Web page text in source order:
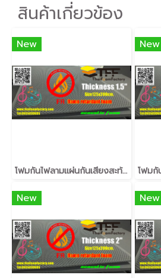
สินค้าเกี่ยวข้อง
New
โฟมกันไฟลามแผ่นกันเสียงสะท้อนลายรังไข่ flame retardant foam หนา1.5นิ้ว
New
New New